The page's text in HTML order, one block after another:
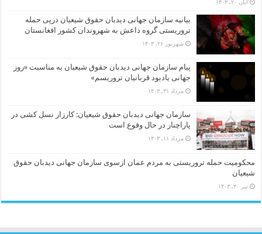
آبان ۲۰, ۱۴۰۳
بیانیه سازمان جهانی دیدبان حقوق شیعیان درپی حمله
تروریستی گروه داعش به شهروندان کشور افغانستان
شهریور ۲۶, ۱۴۰۳
پیام سازمان جهانی دیدبان حقوق شیعیان به مناسبت «روز
جهانی یادبود قربانیان تروریسم»
مرداد ۳۱, ۱۴۰۳
سازمان جهانی دیدبان حقوق شیعیان: کارزار نسل کشی در
پاراچنار در حال وقوع است
مرداد ۱۱, ۱۴۰۳
محکومیت حمله تروریستی به مردم عمان ازسوی سازمان جهانی دیدبان حقوق
شیعیان
تیر ۳۰, ۱۴۰۳